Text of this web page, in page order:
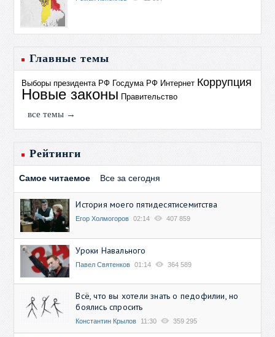
Главные темы
Выборы президента РФ Госдума РФ Интернет Коррупция
Новые законы Правительство
все темы →
Рейтинги
Самое читаемое Все за сегодня
История моего пятидесятисемитства
Егор Холмогоров 02:14 407 859
Уроки Навального
Павел Святенков 01:14 364 589
Всё, что вы хотели знать о педофилии, но
боялись спросить
Константин Крылов 11:30 359 295